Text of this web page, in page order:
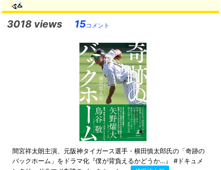
3018 views 15コメント
間宮祥太朗主演、元阪神タイガース選手・横田慎太郎氏の「奇跡の
バックホーム」をドラマ化『僕が背負えるかどうか…』 #ドキュメ